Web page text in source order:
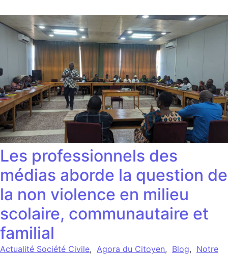
Les professionnels des
médias aborde la question de
la non violence en milieu
scolaire, communautaire et
familial
Actualité Société Civile, Agora du Citoyen, Blog, Notre